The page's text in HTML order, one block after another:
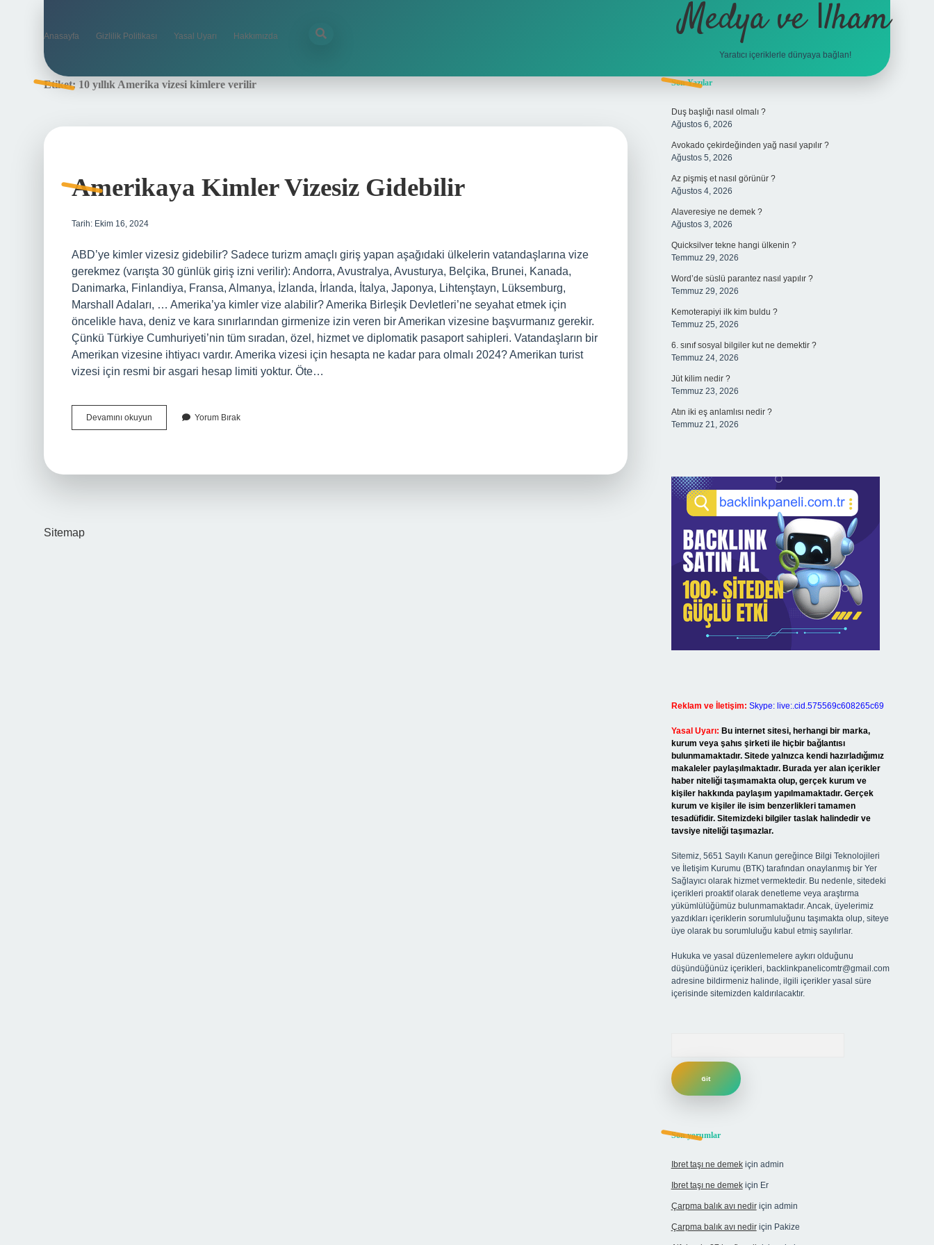
Anasayfa Gizlilik Politikası Yasal Uyarı Hakkımızda Medya ve İlham
Yaratıcı içeriklerle dünyaya bağlan!
Etiket: 10 yıllık Amerika vizesi kimlere verilir
Amerikaya Kimler Vizesiz Gidebilir
Tarih: Ekim 16, 2024
ABD’ye kimler vizesiz gidebilir? Sadece turizm amaçlı giriş yapan aşağıdaki ülkelerin vatandaşlarına vize
gerekmez (varışta 30 günlük giriş izni verilir): Andorra, Avustralya, Avusturya, Belçika, Brunei, Kanada,
Danimarka, Finlandiya, Fransa, Almanya, İzlanda, İrlanda, İtalya, Japonya, Lihtenştayn, Lüksemburg,
Marshall Adaları, … Amerika’ya kimler vize alabilir? Amerika Birleşik Devletleri’ne seyahat etmek için
öncelikle hava, deniz ve kara sınırlarından girmenize izin veren bir Amerikan vizesine başvurmanız gerekir.
Çünkü Türkiye Cumhuriyeti’nin tüm sıradan, özel, hizmet ve diplomatik pasaport sahipleri. Vatandaşların bir
Amerikan vizesine ihtiyacı vardır. Amerika vizesi için hesapta ne kadar para olmalı 2024? Amerikan turist
vizesi için resmi bir asgari hesap limiti yoktur. Öte…
Devamını okuyun Amerikaya
Kimler
Yorum Bırak
Sitemap
Sidebar
Son Yazılar
Duş başlığı nasıl olmalı ?
Ağustos 6, 2026
Avokado çekirdeğinden yağ nasıl yapılır ?
Ağustos 5, 2026
Az pişmiş et nasıl görünür ?
Ağustos 4, 2026
Alaveresiye ne demek ?
Ağustos 3, 2026
Quicksilver tekne hangi ülkenin ?
Temmuz 29, 2026
Word’de süslü parantez nasıl yapılır ?
Temmuz 29, 2026
Kemoterapiyi ilk kim buldu ?
Temmuz 25, 2026
6. sınıf sosyal bilgiler kut ne demektir ?
Temmuz 24, 2026
Jüt kilim nedir ?
Temmuz 23, 2026
Atın iki eş anlamlısı nedir ?
Temmuz 21, 2026
Reklam ve İletişim: Skype: live:.cid.575569c608265c69
Yasal Uyarı: Bu internet sitesi, herhangi bir marka,
kurum veya şahıs şirketi ile hiçbir bağlantısı
bulunmamaktadır. Sitede yalnızca kendi hazırladığımız
makaleler paylaşılmaktadır. Burada yer alan içerikler
haber niteliği taşımamakta olup, gerçek kurum ve
kişiler hakkında paylaşım yapılmamaktadır. Gerçek
kurum ve kişiler ile isim benzerlikleri tamamen
tesadüfidir. Sitemizdeki bilgiler taslak halindedir ve
tavsiye niteliği taşımazlar.
Sitemiz, 5651 Sayılı Kanun gereğince Bilgi Teknolojileri
ve İletişim Kurumu (BTK) tarafından onaylanmış bir Yer
Sağlayıcı olarak hizmet vermektedir. Bu nedenle, sitedeki
içerikleri proaktif olarak denetleme veya araştırma
yükümlülüğümüz bulunmamaktadır. Ancak, üyelerimiz
yazdıkları içeriklerin sorumluluğunu taşımakta olup, siteye
üye olarak bu sorumluluğu kabul etmiş sayılırlar.
Hukuka ve yasal düzenlemelere aykırı olduğunu
düşündüğünüz içerikleri, backlinkpanelicomtr@gmail.com
adresine bildirmeniz halinde, ilgili içerikler yasal süre
içerisinde sitemizden kaldırılacaktır.
Son yorumlar
Ibret taşı ne demekiçin admin
Ibret taşı ne demekiçin Er
Çarpma balık avı nediriçin admin
Çarpma balık avı nediriçin Pakize